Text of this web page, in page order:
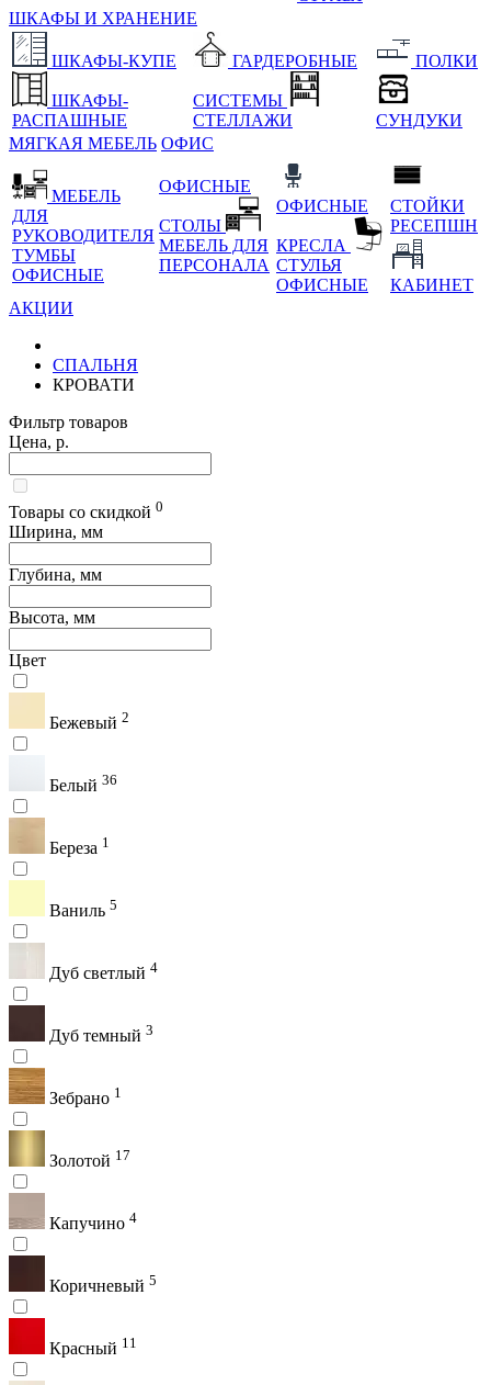
ШКАФЫ И ХРАНЕНИЕ
ШКАФЫ-КУПЕ
ШКАФЫ-
РАСПАШНЫЕ
ГАРДЕРОБНЫЕ
СИСТЕМЫ
СТЕЛЛАЖИ
ПОЛКИ
СУНДУКИ
МЯГКАЯ МЕБЕЛЬ ОФИС
МЕБЕЛЬ
ДЛЯ
РУКОВОДИТЕЛЯ
ТУМБЫ
ОФИСНЫЕ
ОФИСНЫЕ
СТОЛЫ
МЕБЕЛЬ ДЛЯ
ПЕРСОНАЛА
ОФИСНЫЕ
КРЕСЛА
СТУЛЬЯ
ОФИСНЫЕ
СТОЙКИ
РЕСЕПШН
КАБИНЕТ
АКЦИИ
СПАЛЬНЯ
КРОВАТИ
Фильтр товаров
Цена, р.
Товары со скидкой 0
Ширина, мм
Глубина, мм
Высота, мм
Цвет
Бежевый 2
Белый 36
Береза 1
Ваниль 5
Дуб светлый 4
Дуб темный 3
Зебрано 1
Золотой 17
Капучино 4
Коричневый 5
Красный 11